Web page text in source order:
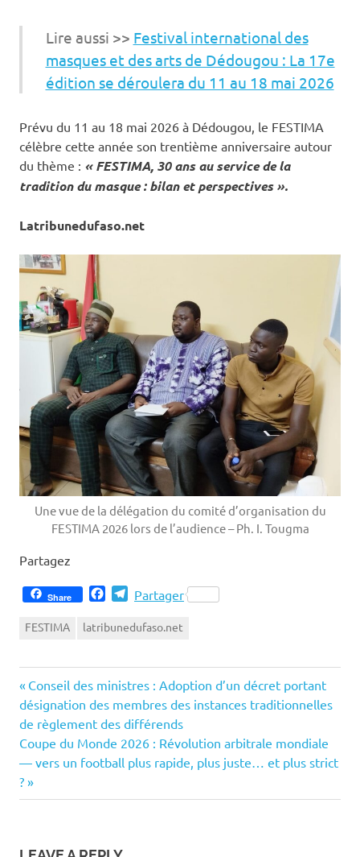
Lire aussi >> Festival international des
masques et des arts de Dédougou : La 17e
édition se déroulera du 11 au 18 mai 2026
Prévu du 11 au 18 mai 2026 à Dédougou, le FESTIMA
célèbre cette année son trentième anniversaire autour
du thème : « FESTIMA, 30 ans au service de la
tradition du masque : bilan et perspectives ».
Latribunedufaso.net
Une vue de la délégation du comité d’organisation du
FESTIMA 2026 lors de l’audience – Ph. I. Tougma
Partagez
Share FacebookTelegram
Partager
FESTIMA latribunedufaso.net
Navigation
de
l’article
Previous
Post:
Conseil des ministres : Adoption d’un décret portant
désignation des membres des instances traditionnelles
de règlement des différends
Next
Post:
Coupe du Monde 2026 : Révolution arbitrale mondiale
— vers un football plus rapide, plus juste… et plus strict
?